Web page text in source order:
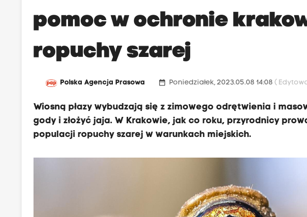
pomoc w ochronie
ropuchy szarej
Polska Agencja Prasowa date_range Poniedziałek, 2023.05.08 14:08(
Wiosną płazy wybudzają się z zimowego odrętwienia i
gody i złożyć jaja. W Krakowie, jak co roku, przyrodnicy
populacji ropuchy szarej w warunkach miejskich.